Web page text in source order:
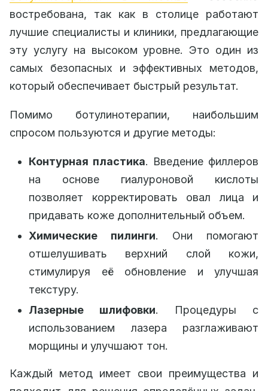
востребована, так как в столице работают
лучшие специалисты и клиники, предлагающие
эту услугу на высоком уровне. Это один из
самых безопасных и эффективных методов,
который обеспечивает быстрый результат.
Помимо ботулинотерапии, наибольшим
спросом пользуются и другие методы:
Контурная пластика. Введение филлеров
на основе гиалуроновой кислоты
позволяет корректировать овал лица и
придавать коже дополнительный объем.
Химические пилинги. Они помогают
отшелушивать верхний слой кожи,
стимулируя её обновление и улучшая
текстуру.
Лазерные шлифовки. Процедуры с
использованием лазера разглаживают
морщины и улучшают тон.
Каждый метод имеет свои преимущества и